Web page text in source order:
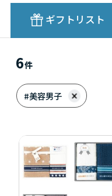
ギフトリスト
6件
#美容男子